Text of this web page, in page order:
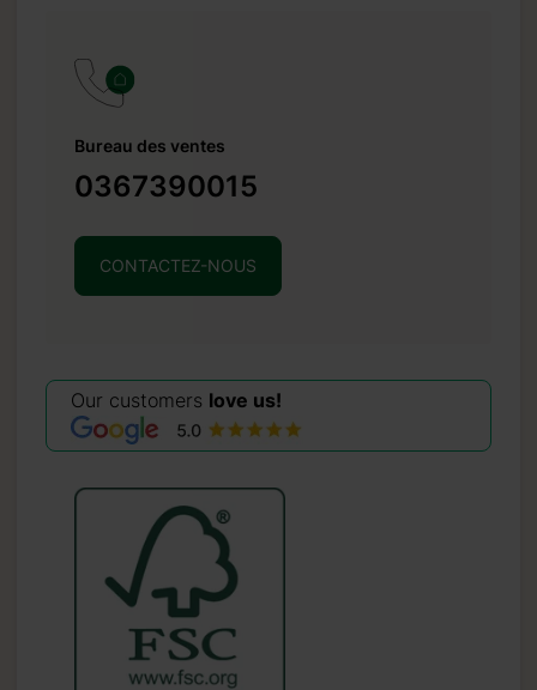
Bureau des ventes
0367390015
CONTACTEZ-NOUS
Our customers love us!